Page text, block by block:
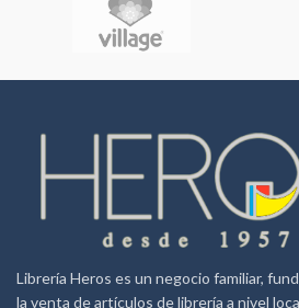
Librería Heros es un negocio familiar,
la venta de artículos de librería a nivel